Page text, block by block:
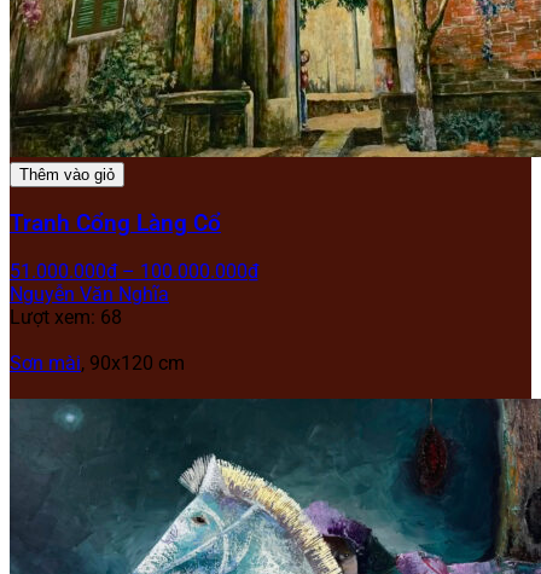
Thêm vào giỏ
Tranh Cổng Làng Cổ
51.000.000₫ – 100.000.000₫
Nguyễn Văn Nghĩa
Lượt xem: 68
Sơn mài, 90x120 cm